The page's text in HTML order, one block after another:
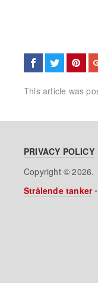
This article was
PRIVACY POLICY
Copyright © 2026.
Strålende tanker•